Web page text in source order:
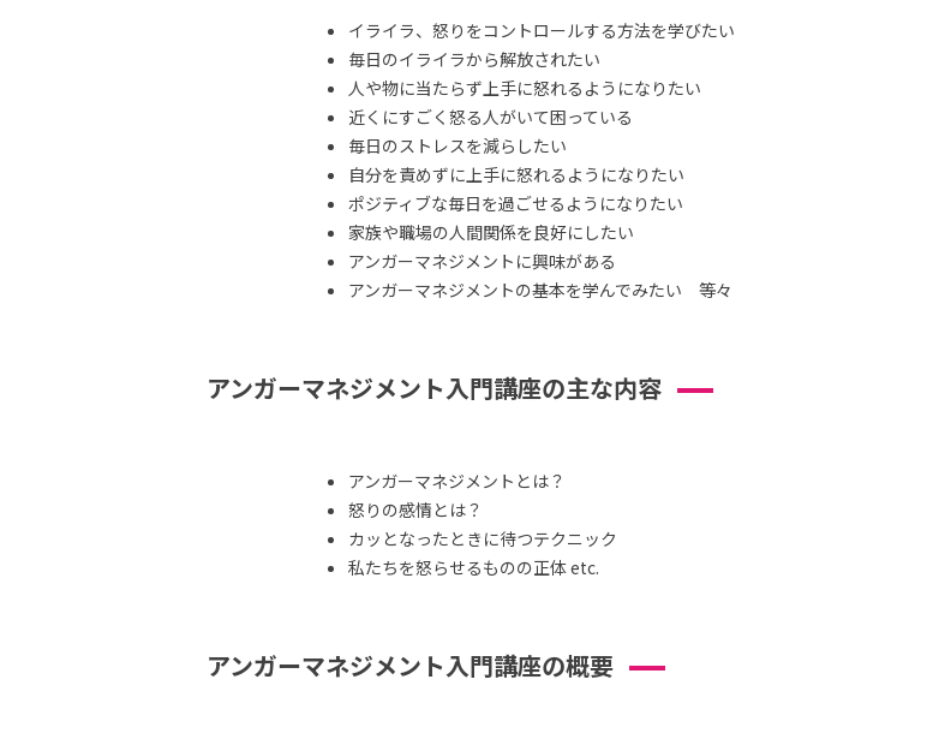
イライラ、怒りをコントロールする方法を学びたい
毎日のイライラから解放されたい
人や物に当たらず上手に怒れるようになりたい
近くにすごく怒る人がいて困っている
毎日のストレスを減らしたい
自分を責めずに上手に怒れるようになりたい
ポジティブな毎日を過ごせるようになりたい
家族や職場の人間関係を良好にしたい
アンガーマネジメントに興味がある
アンガーマネジメントの基本を学んでみたい 等々
アンガーマネジメント入門講座の主な内容
アンガーマネジメントとは？
怒りの感情とは？
カッとなったときに待つテクニック
私たちを怒らせるものの正体 etc.
アンガーマネジメント入門講座の概要